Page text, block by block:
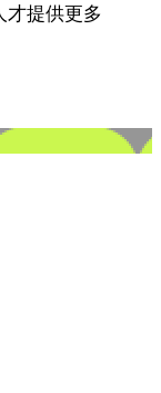
才提供更多